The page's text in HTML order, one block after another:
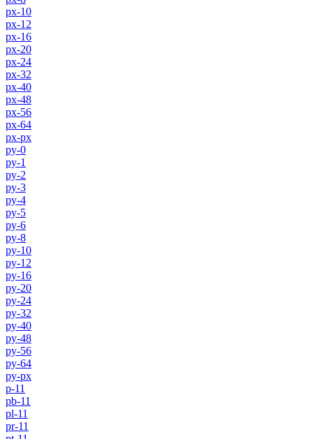
px-10
px-12
px-16
px-20
px-24
px-32
px-40
px-48
px-56
px-64
px-px
py-0
py-1
py-2
py-3
py-4
py-5
py-6
py-8
py-10
py-12
py-16
py-20
py-24
py-32
py-40
py-48
py-56
py-64
py-px
p-11
pb-11
pl-11
pr-11